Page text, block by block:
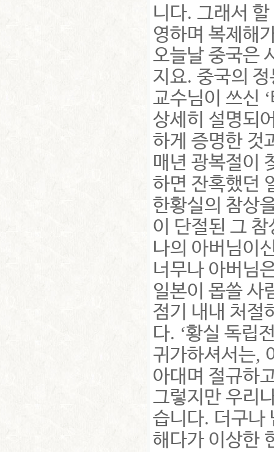
니다. 그래서
영하며 복제해
오늘날 중국은
지요. 중국의
교수님이 쓰신 ‘
상세히 설명되
하게 증명한 것
매년 광복절이
하면 잔혹했던
한황실의 참상
이 단절된 그
나의 아버님이
너무나 아버님
일본이 몹쓸 사
점기 내내 처절
다. ‘황실 독립
귀가하셔서는,
아대며 절규하
그렇지만 우리
습니다. 더구나
해다가 이상한